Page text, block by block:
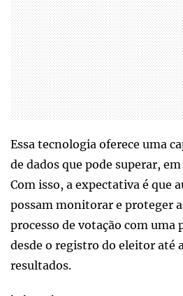
Essa tecnologia oferece uma
de dados que pode superar,
Com isso, a expectativa é que
possam monitorar e proteger
processo de votação com uma
desde o registro do eleitor até
resultados.